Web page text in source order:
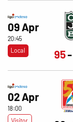
09 Apr
20:45
Local
95
02 Apr
18:00